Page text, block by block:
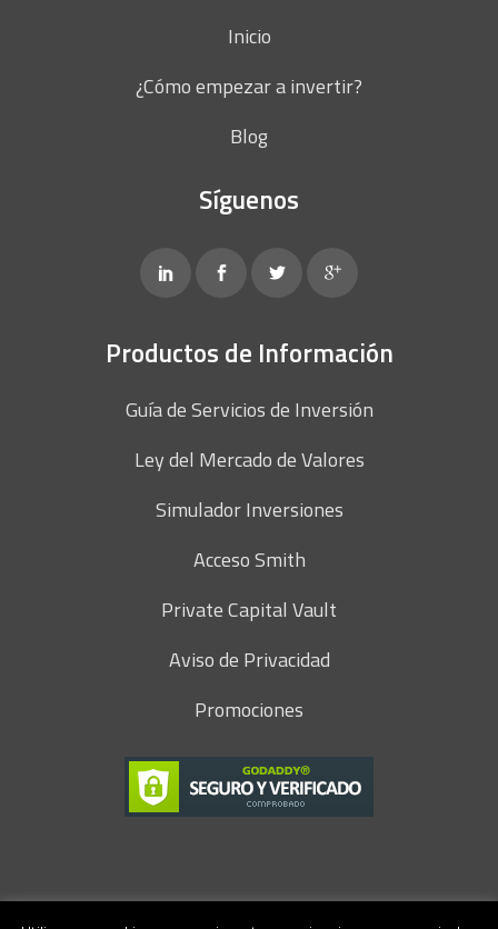
Inicio
¿Cómo empezar a invertir?
Blog
Síguenos
Productos de Información
Guía de Servicios de Inversión
Ley del Mercado de Valores
Simulador Inversiones
Acceso Smith
Private Capital Vault
Aviso de Privacidad
Promociones